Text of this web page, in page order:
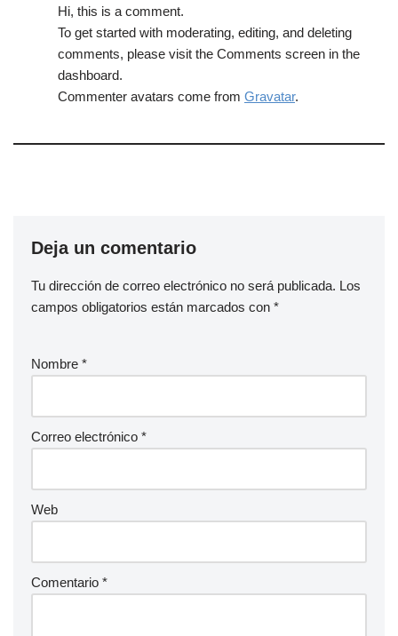
Hi, this is a comment.
To get started with moderating, editing, and deleting
comments, please visit the Comments screen in the
dashboard.
Commenter avatars come from Gravatar.
Deja un comentario
Tu dirección de correo electrónico no será publicada. Los
campos obligatorios están marcados con *
Nombre *
Correo electrónico *
Web
Comentario *